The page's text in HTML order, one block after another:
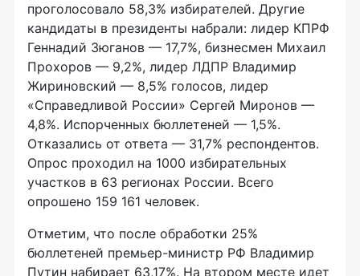
проголосовало 58,3% избирателей. Другие
кандидаты в президенты набрали: лидер КПРФ
Геннадий Зюганов — 17,7%, бизнесмен Михаил
Прохоров — 9,2%, лидер ЛДПР Владимир
Жириновский — 8,5% голосов, лидер
«Справедливой России» Сергей Миронов —
4,8%. Испорченных бюллетеней — 1,5%.
Отказались от ответа — 31,7% респондентов.
Опрос проходил на 1000 избирательных
участков в 63 регионах России. Всего
опрошено 159 161 человек.
Отметим, что после обработки 25%
бюллетеней премьер-министр РФ Владимир
Путин набирает 63,17%. На втором месте идет